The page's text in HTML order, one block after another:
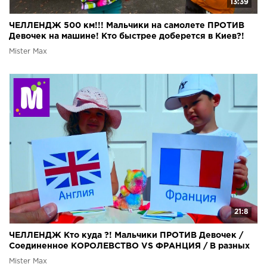
13:39
ЧЕЛЛЕНДЖ 500 км!!! Мальчики на самолете ПРОТИВ
Девочек на машине! Кто быстрее доберется в Киев?!
Mister Max
21:8
ЧЕЛЛЕНДЖ Кто куда ?! Мальчики ПРОТИВ Девочек /
Соединенное КОРОЛЕВСТВО VS ФРАНЦИЯ / В разных
СТРАНАХ
Mister Max